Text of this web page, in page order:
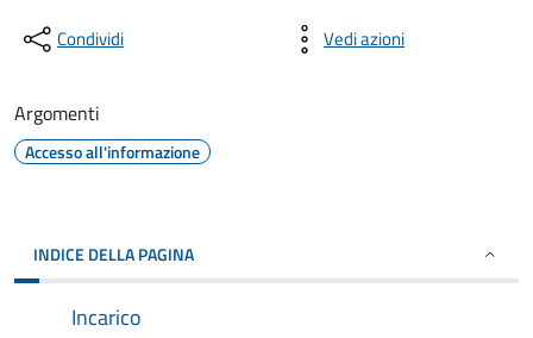
Condividi Vedi azioni
Argomenti
Accesso all'informazione
INDICE DELLA PAGINA
Incarico